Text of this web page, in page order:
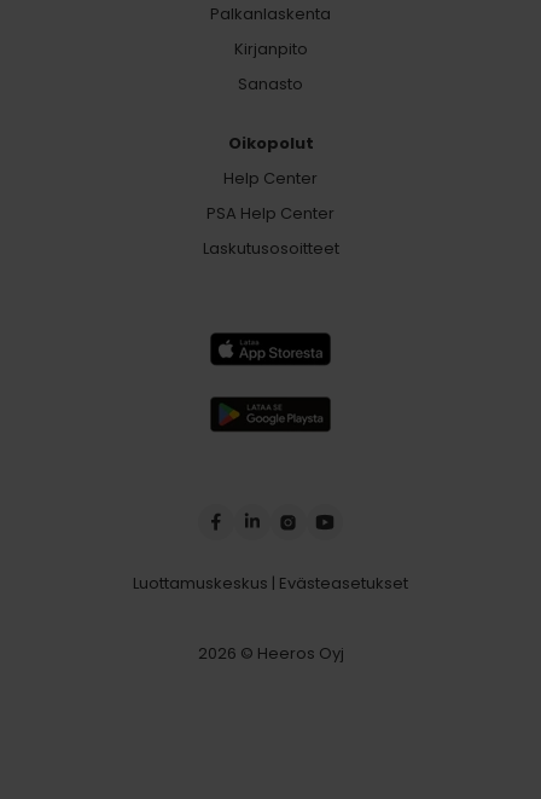
Palkanlaskenta
Kirjanpito
Sanasto
Oikopolut
Help Center
PSA Help Center
Laskutusosoitteet
2026 © Heeros Oyj
Luottamuskeskus | Evästeasetukset